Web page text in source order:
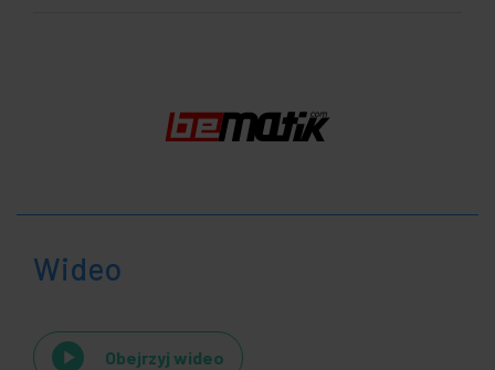
Wideo
Obejrzyj wideo